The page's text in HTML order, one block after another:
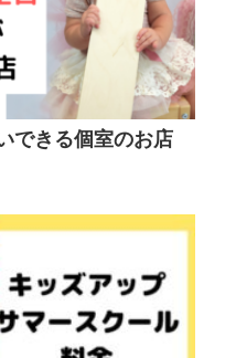
できる個室のお店